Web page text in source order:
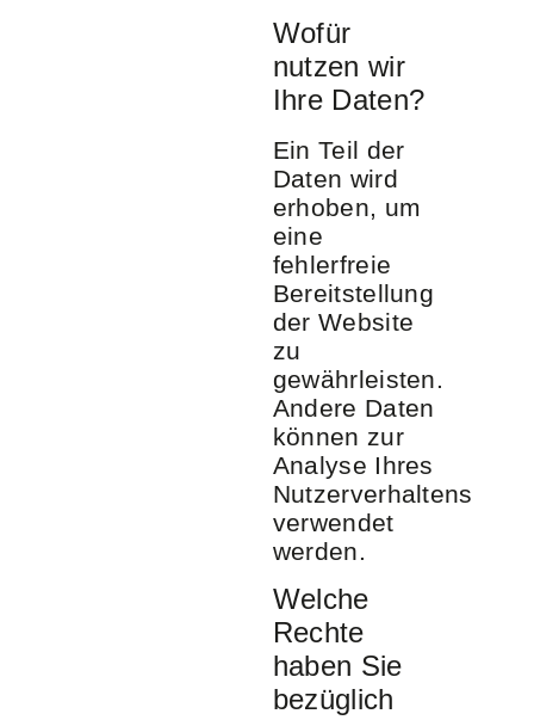
Wofür
nutzen wir
Ihre Daten?
Ein Teil der
Daten wird
erhoben, um
eine
fehlerfreie
Bereitstellung
der Website
zu
gewährleisten.
Andere Daten
können zur
Analyse Ihres
Nutzerverhaltens
verwendet
werden.
Welche
Rechte
haben Sie
bezüglich